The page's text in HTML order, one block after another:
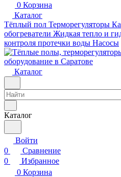
0 Корзина
Каталог
Тёплый пол Терморегуляторы
обогреватели Жидкая тепло и
контроля протечки воды Насосы
Каталог
Каталог
Войти
0
Сравнение
0
Избранное
0 Корзина